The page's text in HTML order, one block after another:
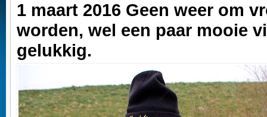
1 maart 2016 Geen weer om
worden, wel een paar mooie
gelukkig.